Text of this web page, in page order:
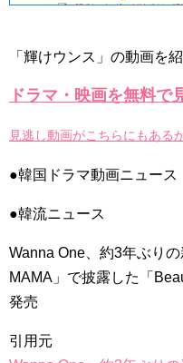
[3차 티저] 사랑 없는
味とは？韓国俳優の突然の
no.112 NEW!
The Untold Collapse
で水木ドラマ1位をキープ
ない」伝統の一戦で覚醒なる
21世紀の大君夫人
「違う（ちがう）・
について
「退屈だ・暇だ」を
の意味・使い方について
Healing in Seoul Forest (서
「輝けウンス」の動画を
ドラマ・映画を無料で
見逃し動画がこちらにもある
●韓国ドラマ動画ニュース
●韓流ニュース
Wanna One、約3年ぶり
MAMA」で披露した「
発売
引用元